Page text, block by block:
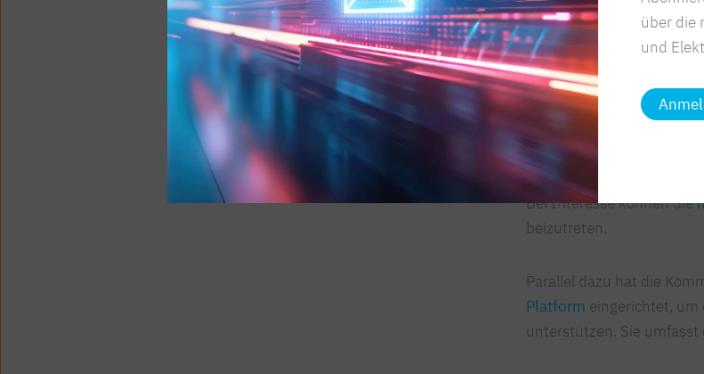
Wissenschaft und
einbringen können.
Foren „AI Board“
Forschung und
AI Observatory
Entwicklungen
Bei Interesse können Sie
beizutreten.
Parallel dazu hat die
Platform eingerichtet, um
unterstützen. Sie
über die
und